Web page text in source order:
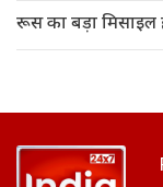
रूस का बड़ा मिसाइल